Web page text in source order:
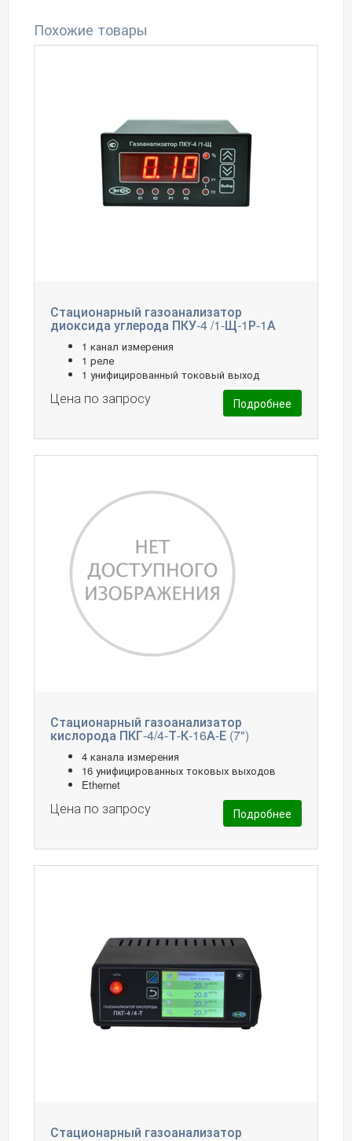
Похожие товары
Стационарный газоанализатор
диоксида углерода ПКУ-4 /1-Щ-1Р-1А
1 канал измерения
1 реле
1 унифицированный токовый выход
Цена по запросу Подробнее
Стационарный газоанализатор
кислорода ПКГ-4/4-Т-К-16А-Е (7")
4 канала измерения
16 унифицированных токовых выходов
Ethernet
Цена по запросу Подробнее
Стационарный газоанализатор